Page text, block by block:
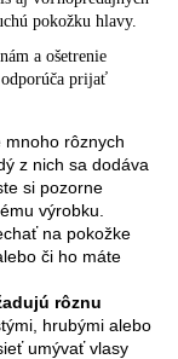
pokožku hlavy.
a ošetrenie
odporúča prijať
mnoho rôznych
z nich sa dodáva
si pozorne
výrobku.
na pokožke
či ho máte
rôznu
hrubými alebo
umývať vlasy